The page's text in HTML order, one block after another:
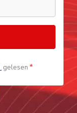
gelesen *